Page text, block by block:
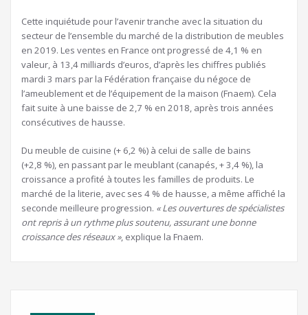
Cette inquiétude pour l’avenir tranche avec la situation du
secteur de l’ensemble du marché de la distribution de meubles
en 2019. Les ventes en France ont progressé de 4,1 % en
valeur, à 13,4 milliards d’euros, d’après les chiffres publiés
mardi 3 mars par la Fédération française du négoce de
l’ameublement et de l’équipement de la maison (Fnaem). Cela
fait suite à une baisse de 2,7 % en 2018, après trois années
consécutives de hausse.
Du meuble de cuisine (+ 6,2 %) à celui de salle de bains
(+2,8 %), en passant par le meublant (canapés, + 3,4 %), la
croissance a profité à toutes les familles de produits. Le
marché de la literie, avec ses 4 % de hausse, a même affiché la
seconde meilleure progression. « Les ouvertures de spécialistes
ont repris à un rythme plus soutenu, assurant une bonne
croissance des réseaux », explique la Fnaem.